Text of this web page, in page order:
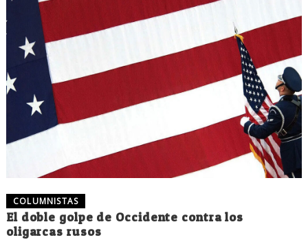
COLUMNISTAS
El doble golpe de Occidente contra los
oligarcas rusos